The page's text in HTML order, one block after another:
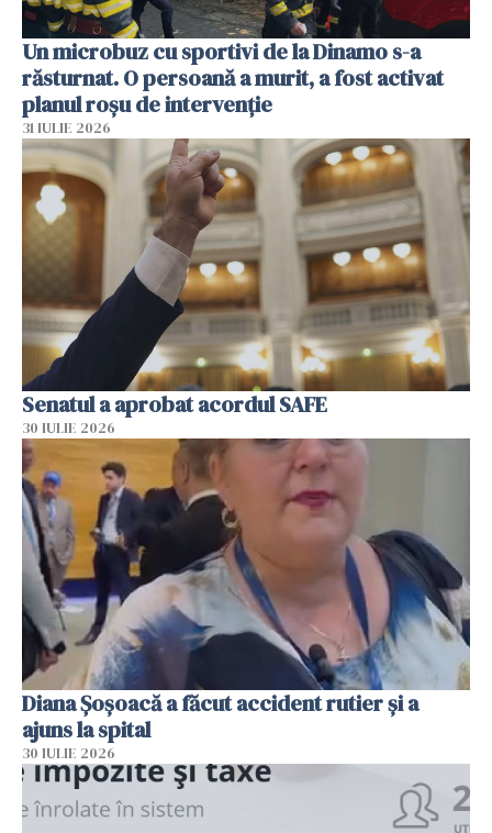
Un microbuz cu sportivi de la Dinamo s-a
răsturnat. O persoană a murit, a fost activat
planul roșu de intervenție
31 IULIE 2026
Senatul a aprobat acordul SAFE
30 IULIE 2026
Diana Șoșoacă a făcut accident rutier și a
ajuns la spital
30 IULIE 2026